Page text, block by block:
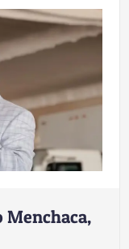
Menchaca,